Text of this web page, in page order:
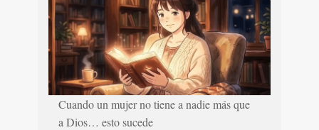
Cuando un mujer no tiene a nadie más que
a Dios… esto sucede